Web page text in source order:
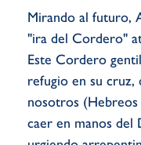
Mirando al futuro,
"ira del Cordero"
Este Cordero
refugio en su
nosotros (Hebreos
caer en manos del